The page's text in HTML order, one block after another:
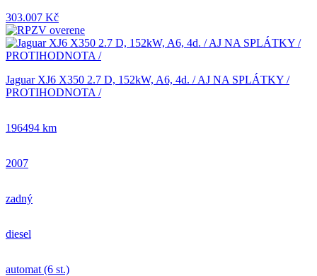
303.007 Kč
Jaguar XJ6 X350 2.7 D, 152kW, A6, 4d. / AJ NA SPLÁTKY /
PROTIHODNOTA /
196494 km
2007
zadný
diesel
automat (6 st.)